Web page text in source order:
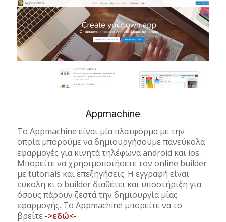
Appmachine
Το Appmachine είναι μία πλατφόρμα με την
οποία μπορούμε να δημιουργήσουμε πανεύκολα
εφαρμογές για κινητά τηλέφωνα android και ios.
Μπορείτε να χρησιμοποιήσετε τον online builder
με tutorials και επεξηγήσεις. Η εγγραφή είναι
εύκολη κι ο builder διαθέτει και υποστήριξη για
όσους πάρουν ζεστά την δημιουργία μίας
εφαρμογής. Το Appmachine μπορείτε να το
βρείτε ->εδώ<-